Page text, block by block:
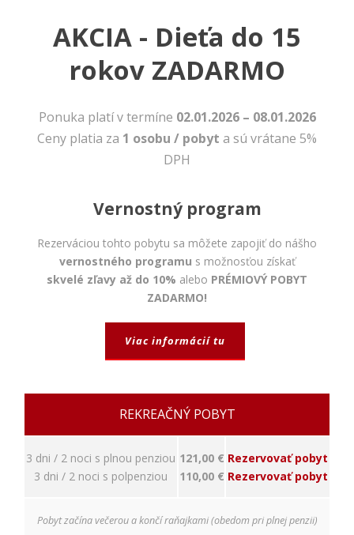
AKCIA - Dieťa do 15
rokov ZADARMO
Ponuka platí v termíne 02.01.2026 – 08.01.2026
Ceny platia za 1 osobu / pobyt a sú vrátane 5%
DPH
Vernostný program
Rezerváciou tohto pobytu sa môžete zapojiť do nášho
vernostného programu s možnosťou získať
skvelé zľavy až do 10% alebo PRÉMIOVÝ POBYT
ZADARMO!
Viac informácií tu
REKREAČNÝ POBYT
3 dni / 2 noci s plnou penziou
3 dni / 2 noci s polpenziou
121,00 €
110,00 €
Rezervovať pobyt
Rezervovať pobyt
Pobyt začína večerou a končí raňajkami (obedom pri plnej penzii)
Nevyhnutné
Tieto cookies
Zahŕňajú
napríklad
prihlásenie,
bezpečnostné
stránka
fungovať. Účel:
zaistenie
webu; Právny
záujem